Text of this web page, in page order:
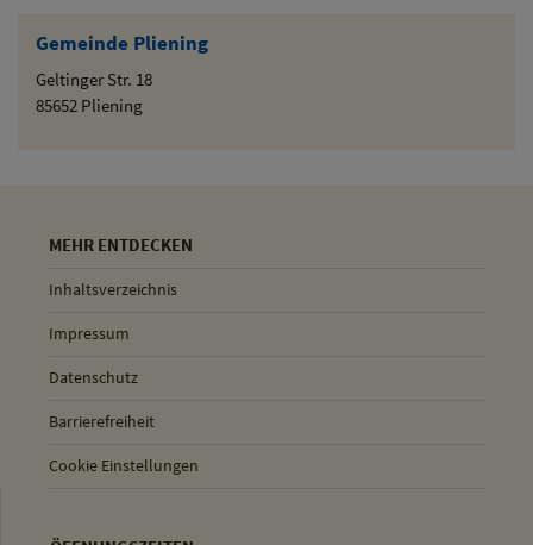
Gemeinde Pliening
Geltinger Str. 18
85652 Pliening
MEHR ENTDECKEN
Inhaltsverzeichnis
Impressum
Datenschutz
Barrierefreiheit
Cookie Einstellungen